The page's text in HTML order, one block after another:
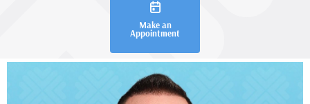
Make an
Appointment